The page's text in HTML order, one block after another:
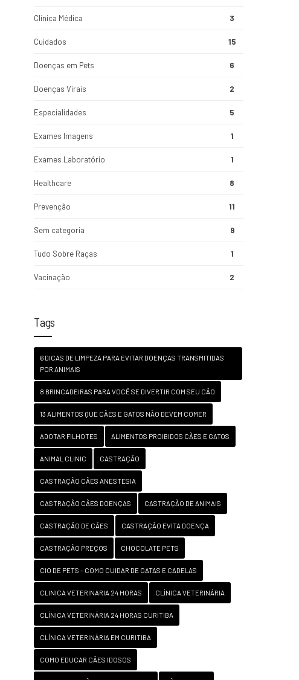
Clínica Médica 3
Cuidados 15
Doenças em Pets 6
Doenças Virais 2
Especialidades 5
Exames Imagens 1
Exames Laboratório 1
Healthcare 8
Prevenção 11
Sem categoria 9
Tudo Sobre Raças 1
Vacinação 2
Tags
6 DICAS DE LIMPEZA PARA EVITAR DOENÇAS TRANSMITIDAS
POR ANIMAIS
8 BRINCADEIRAS PARA VOCÊ SE DIVERTIR COM SEU CÃO
13 ALIMENTOS QUE CÃES E GATOS NÃO DEVEM COMER
ADOTAR FILHOTES ALIMENTOS PROIBIDOS CÃES E GATOS
ANIMAL CLINIC CASTRAÇÃO
CASTRAÇÃO CÃES ANESTESIA
CASTRAÇÃO CÃES DOENÇAS CASTRAÇÃO DE ANIMAIS
CASTRAÇÃO DE CÃES CASTRAÇÃO EVITA DOENÇA
CASTRAÇÃO PREÇOS CHOCOLATE PETS
CIO DE PETS – COMO CUIDAR DE GATAS E CADELAS
CLINICA VETERINARIA 24 HORAS CLÍNICA VETERINÁRIA
CLÍNICA VETERINÁRIA 24 HORAS CURITIBA
CLÍNICA VETERINÁRIA EM CURITIBA
COMO EDUCAR CÃES IDOSOS